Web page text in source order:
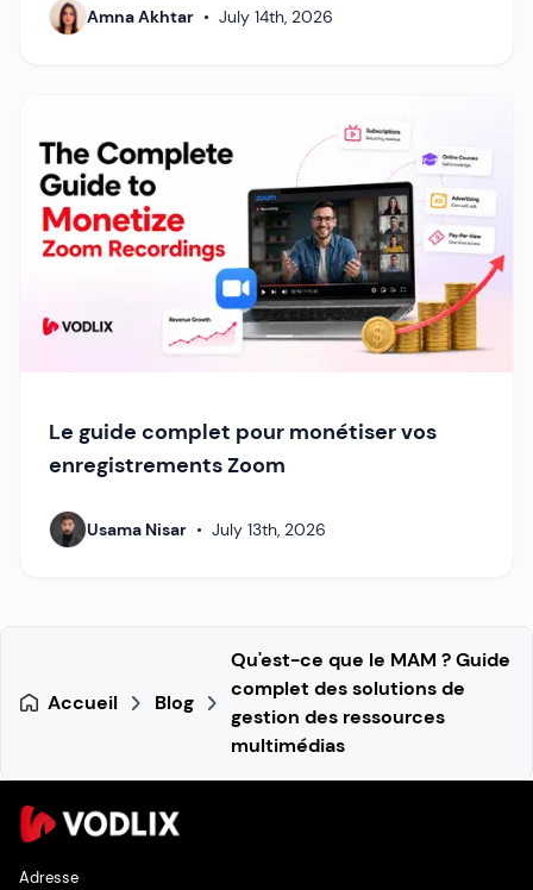
Amna Akhtar • July 14th, 2026
Le guide complet pour monétiser vos
enregistrements Zoom
Usama Nisar • July 13th, 2026
Accueil Blog
Qu'est-ce que le MAM ? Guide
complet des solutions de
gestion des ressources
multimédias
Adresse